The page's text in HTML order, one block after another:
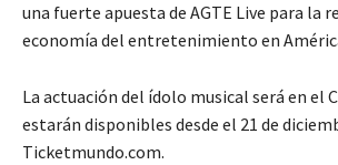
una fuerte apuesta de AGTE Live para la
economía del entretenimiento en
La actuación del ídolo musical será en el
estarán disponibles desde el 21 de
Ticketmundo.com.